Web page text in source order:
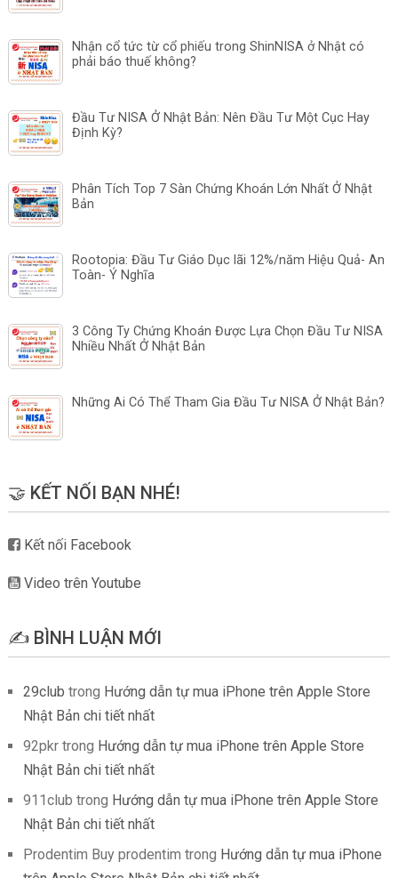
Nhận cổ tức từ cổ phiếu trong ShinNISA ở Nhật có
phải báo thuế không?
Đầu Tư NISA Ở Nhật Bản: Nên Đầu Tư Một Cục Hay
Định Kỳ?
Phân Tích Top 7 Sàn Chứng Khoán Lớn Nhất Ở Nhật
Bản
Rootopia: Đầu Tư Giáo Dục lãi 12%/năm Hiệu Quả- An
Toàn- Ý Nghĩa
3 Công Ty Chứng Khoán Được Lựa Chọn Đầu Tư NISA
Nhiều Nhất Ở Nhật Bản
Những Ai Có Thể Tham Gia Đầu Tư NISA Ở Nhật Bản?
🤝 KẾT NỐI BẠN NHÉ!
Kết nối Facebook
Video trên Youtube
✍️ BÌNH LUẬN MỚI
29club trong Hướng dẫn tự mua iPhone trên Apple Store
Nhật Bản chi tiết nhất
92pkrtrong Hướng dẫn tự mua iPhone trên Apple Store
Nhật Bản chi tiết nhất
911club trong Hướng dẫn tự mua iPhone trên Apple Store
Nhật Bản chi tiết nhất
Prodentim Buy prodentim trong Hướng dẫn tự mua iPhone